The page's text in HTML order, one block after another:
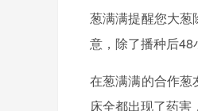
葱满满提醒您大
意，除了播种后48
在葱满满的合作
床全都出现了药害